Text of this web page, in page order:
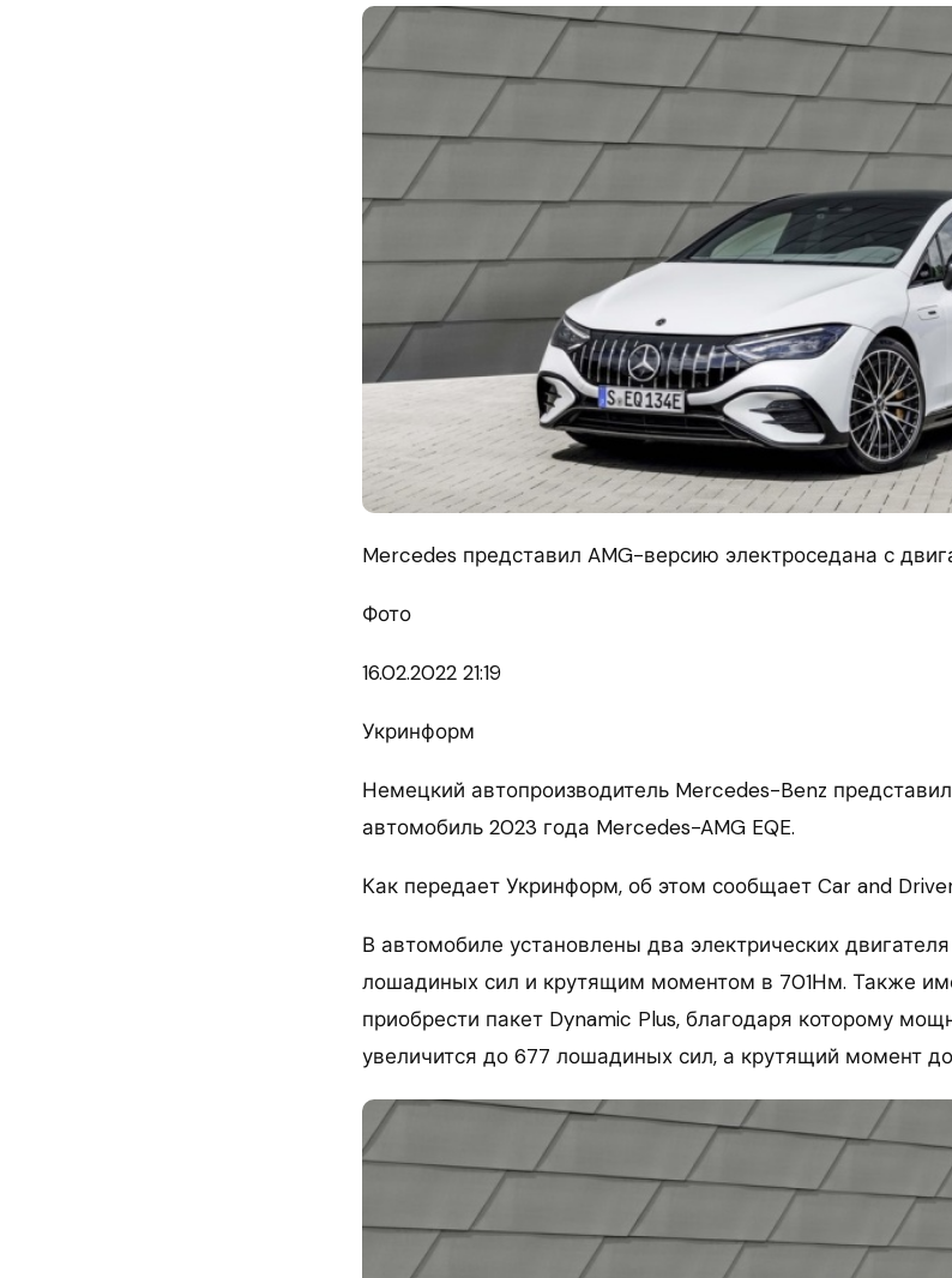
Mercedes представил AMG-версию электроседана с
Фото
16.02.2022 21:19
Укринформ
Немецкий автопроизводитель Mercedes-Benz
автомобиль 2023 года Mercedes-AMG EQE.
Как передает Укринформ, об этом сообщает Car and
В автомобиле установлены два электрических
лошадиных сил и крутящим моментом в 701Нм. Также
приобрести пакет Dynamic Plus, благодаря которому
увеличится до 677 лошадиных сил, а крутящий момент